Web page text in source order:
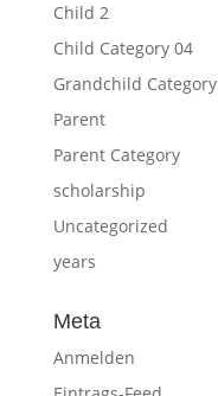
Child 2
Child Category 04
Grandchild Category
Parent
Parent Category
scholarship
Uncategorized
years
Meta
Anmelden